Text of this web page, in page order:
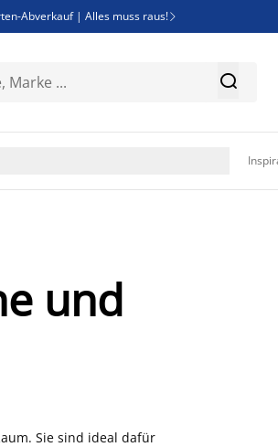
Abverkauf | Alles muss raus! 
Unternehmer? Entdecke JYSK-B2B 
und
Sie sind ideal dafür